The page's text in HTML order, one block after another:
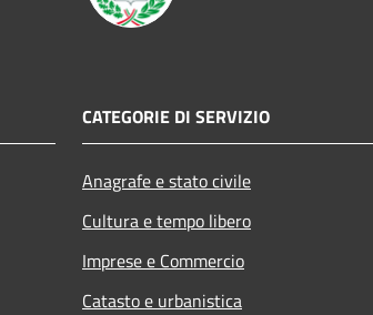
CATEGORIE DI SERVIZIO
Anagrafe e stato civile
Cultura e tempo libero
Imprese e Commercio
Catasto e urbanistica